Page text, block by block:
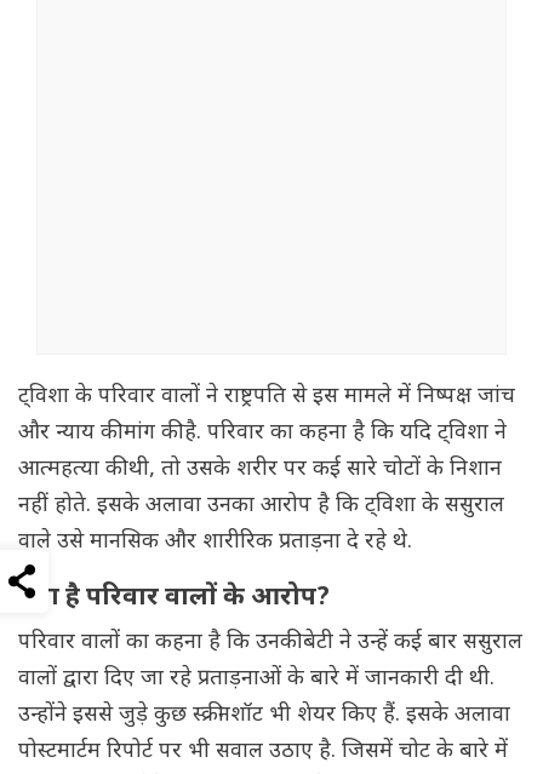
ट्विशा के परिवार वालों ने राष्ट्रपति से इस मामले में निष्पक्ष जांच
और न्याय की मांग की है. परिवार का कहना है कि यदि ट्विशा ने
आत्महत्या की थी, तो उसके शरीर पर कई सारे चोटों के निशान
नहीं होते. इसके अलावा उनका आरोप है कि ट्विशा के ससुराल
वाले उसे मानसिक और शारीरिक प्रताड़ना दे रहे थे.
क्या है परिवार वालों के आरोप?
परिवार वालों का कहना है कि उनकी बेटी ने उन्हें कई बार ससुराल
वालों द्वारा दिए जा रहे प्रताड़नाओं के बारे में जानकारी दी थी.
उन्होंने इससे जुड़े कुछ स्क्रीनशॉट भी शेयर किए हैं. इसके अलावा
पोस्टमार्टम रिपोर्ट पर भी सवाल उठाए है. जिसमें चोट के बारे में